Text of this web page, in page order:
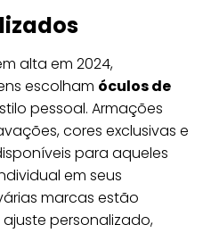
alta em 2024,
escolham óculos de
pessoal. Armações
cores exclusivas e
para aqueles
em seus
marcas estão
personalizado,